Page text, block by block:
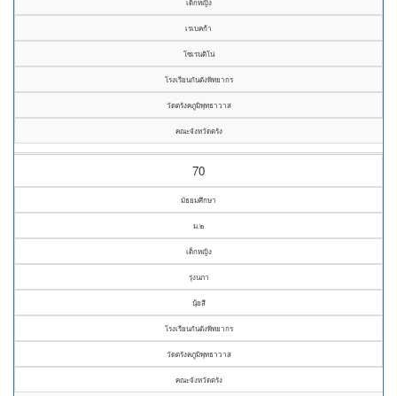
เด็กหญิง
เรเบคก้า
โซเรนติโน่
โรงเรียนกันตังพิทยากร
วัดตรังคภูมิพุทธาวาส
คณะจังหวัดตรัง
70
มัธยมศึกษา
ม.๒
เด็กหญิง
รุ่งนภา
นุ้ยสี
โรงเรียนกันตังพิทยากร
วัดตรังคภูมิพุทธาวาส
คณะจังหวัดตรัง